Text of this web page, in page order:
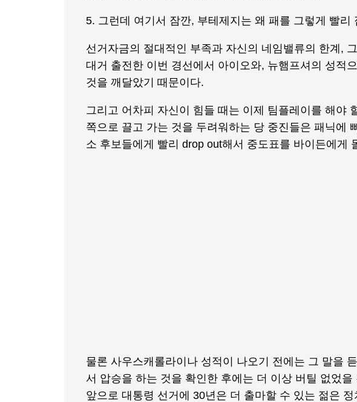
5. 그런데 여기서 잠깐, 부테제지는 왜 패를 그렇게 빨리
선거자금의 절대적인 부족과 자신의 네임밸류의 한계,
대거 출전한 이번 경선에서 아이오와, 뉴햄프셔의 성적
것을 깨달았기 때문이다.
그리고 어차피 자신이 힘들 때는 이제 팀플레이를 해야
쪽으로 끌고 가는 것을 두려워하는 당 중진들은 패닉에
소 후보들에게 빨리 drop out해서 중도표를 바이든에게
물론 사우스캐롤라이나 성적이 나오기 전에는 그 말을
서 압승을 하는 것을 확인한 후에는 더 이상 버틸 없었
앞으로 대통령 선거에 30년은 더 출마할 수 있는 젊은